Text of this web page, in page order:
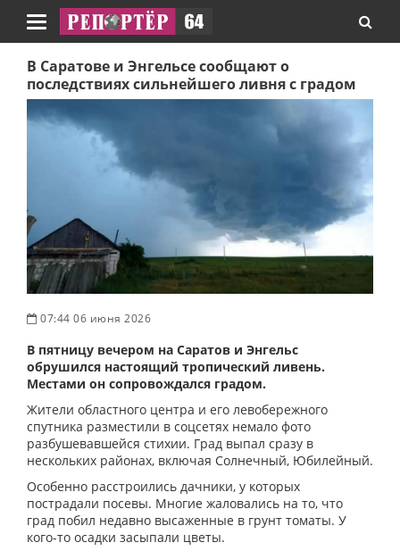
Навигация
В Саратове и Энгельсе сообщают о
последствиях сильнейшего ливня с градом
07:44 06 июня 2026
В пятницу вечером на Саратов и Энгельс
обрушился настоящий тропический ливень.
Местами он сопровождался градом.
Жители областного центра и его левобережного
спутника разместили в соцсетях немало фото
разбушевавшейся стихии. Град выпал сразу в
нескольких районах, включая Солнечный, Юбилейный.
Особенно расстроились дачники, у которых
пострадали посевы. Многие жаловались на то, что
град побил недавно высаженные в грунт томаты. У
кого-то осадки засыпали цветы.